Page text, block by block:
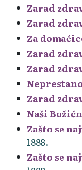
Zarad
Zarad
Za
Zarad
Zarad
Zarad
Naši
Zašto se
1888.
Zašto se